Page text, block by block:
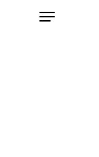
Menu